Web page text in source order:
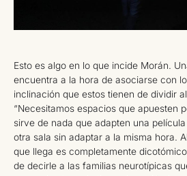
Esto es algo en lo que incide Morán.
encuentra a la hora de asociarse con
inclinación que estos tienen de dividir
“Necesitamos espacios que apuesten
sirve de nada que adapten una
otra sala sin adaptar a la misma hora.
que llega es completamente
de decirle a las familias neurotípicas